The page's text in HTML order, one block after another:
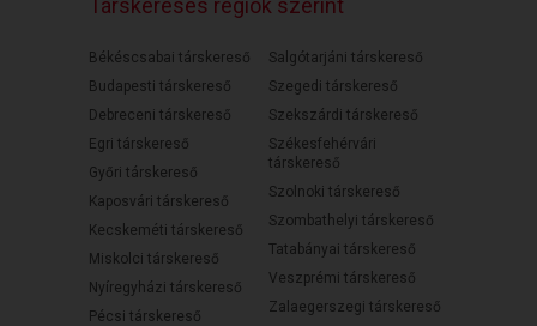
Békéscsabai társkereső
Budapesti társkereső
Debreceni társkereső
Egri társkereső
Győri társkereső
Kaposvári társkereső
Kecskeméti társkereső
Miskolci társkereső
Nyíregyházi társkereső
Pécsi társkereső
Salgótarjáni társkereső
Szegedi társkereső
Szekszárdi társkereső
Székesfehérvári
társkereső
Szolnoki társkereső
Szombathelyi társkereső
Tatabányai társkereső
Veszprémi társkereső
Zalaegerszegi társkereső